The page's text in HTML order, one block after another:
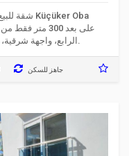
الرابع، واجهة شرقية، مع مسبح خارجي وداخلي، وفرصة لوبي فاخر.
جاهز للسكن